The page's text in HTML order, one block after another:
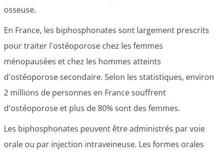
osseuse.
En France, les biphosphonates sont largement prescrits
pour traiter l'ostéoporose chez les femmes
ménopausées et chez les hommes atteints
d'ostéoporose secondaire. Selon les statistiques, environ
2 millions de personnes en France souffrent
d'ostéoporose et plus de 80% sont des femmes.
Les biphosphonates peuvent être administrés par voie
orale ou par injection intraveineuse. Les formes orales